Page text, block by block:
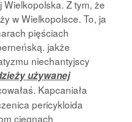
Z tym, że
w Wielkopolsce. To, ja
pięściach
jakże
niechantyjscy
używanej
Kapcaniała
pericykloida
cięgnach